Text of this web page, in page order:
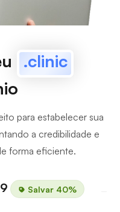
.clinic
para estabelecer sua
a credibilidade e
forma eficiente.
Salvar 40%